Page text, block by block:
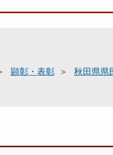
顕彰・表彰
秋田県県